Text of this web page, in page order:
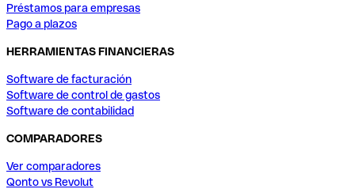
Préstamos para empresas
Pago a plazos
HERRAMIENTAS FINANCIERAS
Software de facturación
Software de control de gastos
Software de contabilidad
COMPARADORES
Ver comparadores
Qonto vs Revolut